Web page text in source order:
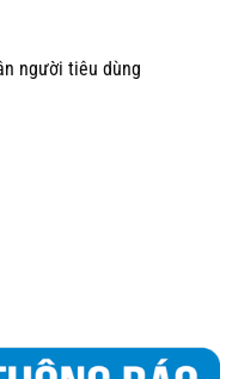
người tiêu dùng